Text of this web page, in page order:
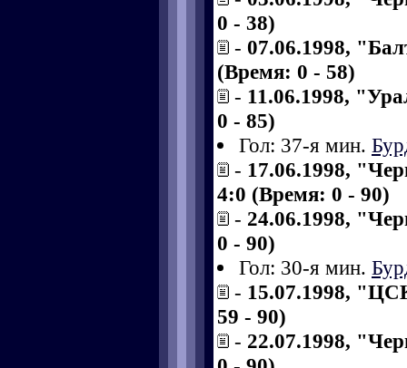
0 - 38)
- 07.06.1998,
(Время: 0 - 58)
- 11.06.1998,
0 - 85)
Гол: 37-я мин.
- 17.06.1998,
4:0 (Время: 0 - 90)
- 24.06.1998,
0 - 90)
Гол: 30-я мин.
- 15.07.1998,
59 - 90)
- 22.07.1998,